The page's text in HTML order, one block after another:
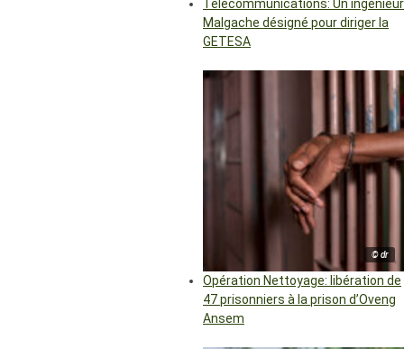
Télécommunications: Un ingénieur
Malgache désigné pour diriger la
GETESA
© dr
Opération Nettoyage: libération de
47 prisonniers à la prison d’Oveng
Ansem